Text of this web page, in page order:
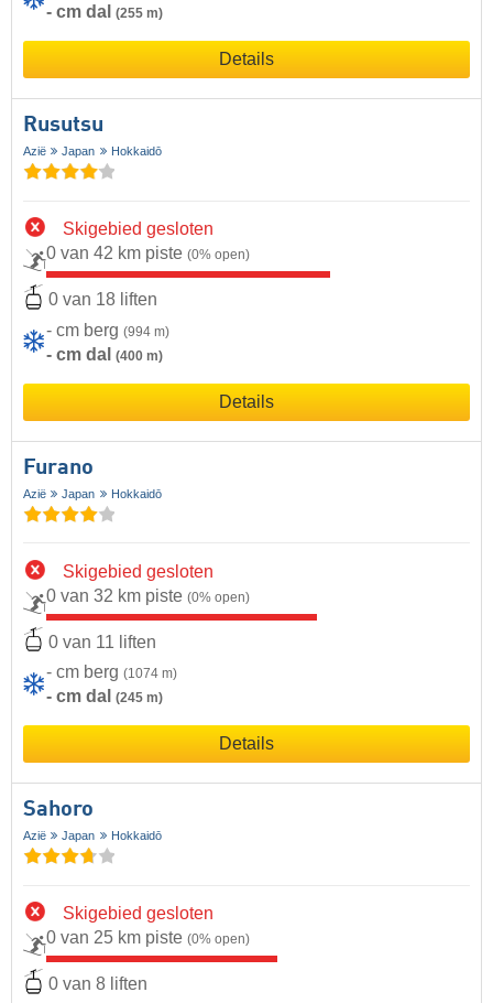
- cm dal (255 m)
Details
Rusutsu
Azië Japan Hokkaidō
Skigebied gesloten
0 van 42 km piste (0% open)
0 van 18 liften
- cm berg (994 m)
- cm dal (400 m)
Details
Furano
Azië Japan Hokkaidō
Skigebied gesloten
0 van 32 km piste (0% open)
0 van 11 liften
- cm berg (1074 m)
- cm dal (245 m)
Details
Sahoro
Azië Japan Hokkaidō
Skigebied gesloten
0 van 25 km piste (0% open)
0 van 8 liften